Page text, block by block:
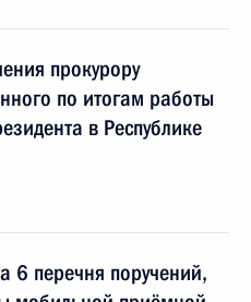
прокурору
по итогам работы
в Республике
6 перечня поручений,